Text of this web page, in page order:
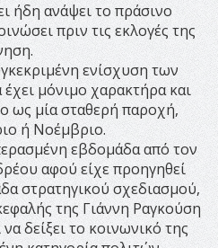
ήδη ανάψει το πράσινο
πριν τις εκλογές της
ενίσχυση των
μόνιμο χαρακτήρα και
ως μία σταθερή παροχή,
ή Νοέμβριο.
εβδομάδα από τον
αφού είχε προηγηθεί
στρατηγικού σχεδιασμού,
της Γιάννη Ραγκούση
δείξει το κοινωνικό της